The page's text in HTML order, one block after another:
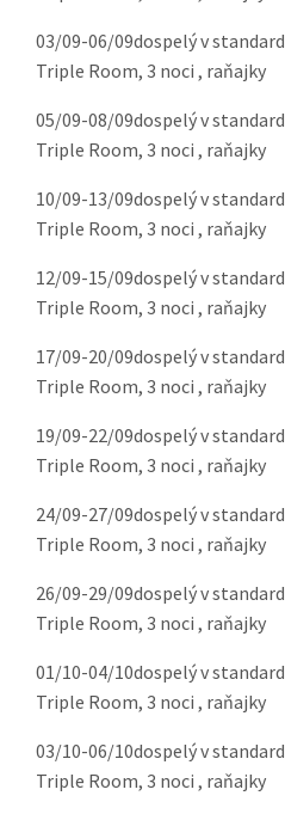
03/09-06/09dospelý v standard
Triple Room, 3 noci , raňajky
05/09-08/09dospelý v standard
Triple Room, 3 noci , raňajky
10/09-13/09dospelý v standard
Triple Room, 3 noci , raňajky
12/09-15/09dospelý v standard
Triple Room, 3 noci , raňajky
17/09-20/09dospelý v standard
Triple Room, 3 noci , raňajky
19/09-22/09dospelý v standard
Triple Room, 3 noci , raňajky
24/09-27/09dospelý v standard
Triple Room, 3 noci , raňajky
26/09-29/09dospelý v standard
Triple Room, 3 noci , raňajky
01/10-04/10dospelý v standard
Triple Room, 3 noci , raňajky
03/10-06/10dospelý v standard
Triple Room, 3 noci , raňajky